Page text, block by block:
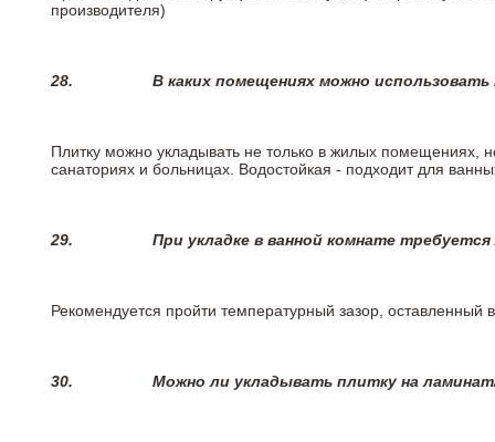
производителя)
28. В каких помещениях можно
Плитку можно укладывать не только в жилых помещениях,
санаториях и больницах. Водостойкая - подходит для
29. При укладке в ванной комнате
Рекомендуется пройти температурный зазор,
30. Можно ли укладывать плитку на